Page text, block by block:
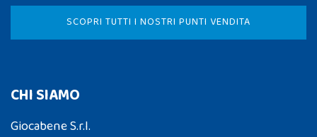
SCOPRI TUTTI I NOSTRI PUNTI VENDITA
CHI SIAMO
Giocabene S.r.l.